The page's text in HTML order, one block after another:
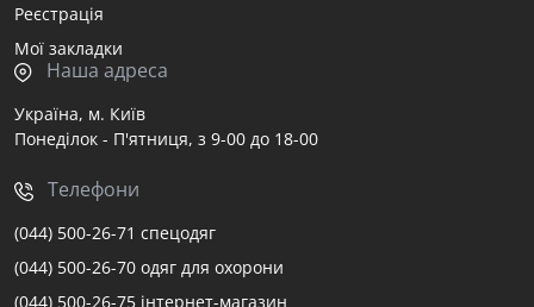
Реєстрація
Мої закладки
Наша адреса
Україна, м. Київ
Понеділок - П'ятниця, з 9-00 до 18-00
Телефони
(044) 500-26-71 спецодяг
(044) 500-26-70 одяг для охорони
(044) 500-26-75 інтернет-магазин